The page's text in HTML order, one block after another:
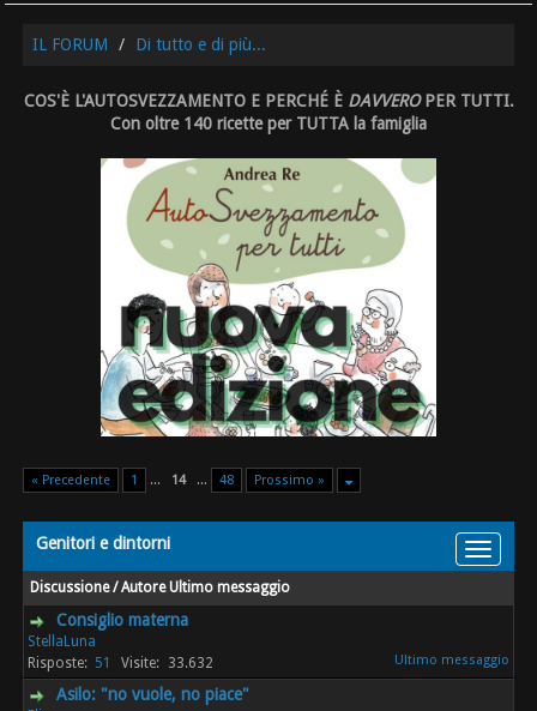
IL FORUM Di tutto e di più...
COS'È L'AUTOSVEZZAMENTO E PERCHÉ È DAVVEROPER TUTTI.
Con oltre 140 ricette per TUTTA la famiglia
« Precedente 1 ... 14 ... 48 Prossimo »
Genitori e dintorni
Discussione/Autore Ultimo messaggio
Consiglio materna
StellaLuna
51
33.632
Asilo: "no vuole, no piace"